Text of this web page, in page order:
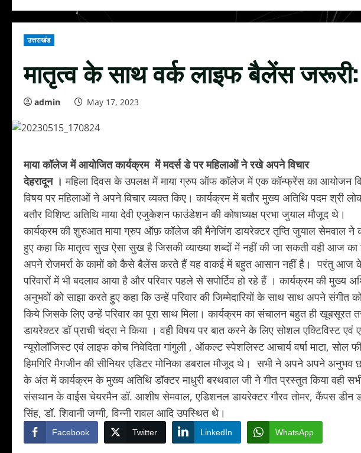
उत्तराखंड
मातृत्व के साथ वर्क लाइफ बैलेंस जरूरी:
admin May 17, 2023
माया कॉलेज में आयोजित कार्यक्रम में मदर्स डे पर महिलाओं ने रखे अपने विचार
देहरादून । महिला दिवस के उपलक्ष में माया ग्रुप ऑफ कॉलेज में एक कॉन्फ्रेंस का आयोजन
विषय पर महिलाओं ने अपने विचार व्यक्त किए। कार्यक्रम में बतौर मुख्य अतिथि पदम श्री लोक
बतौर विशिष्ट अतिथि माया देवी एजुकेशन फाउंडेशन की कोषाध्यक्ष प्रभा जुयाल मौजूद थे।
कार्यक्रम की शुरुआत माया ग्रुप ऑफ़ कॉलेज की मैनेजिंग डायरेक्टर तृप्ति जुयाल सेमवाल ने
हुए कहा कि मातृत्व सुख ऐसा सुख है जिसकी व्याख्या शब्दों में नहीं की जा सकती वही आज का
अपने रोजमर्रा के कामों को कैसे बैलेंस करते हैं यह वाकई में बहुत आसान नहीं है। परंतु आज
परिवारों में भी बदलाव आया है और परिवार पहले से सपोर्टिव हो रहे हैं । कार्यक्रम की मुख्य
अनुभवों को साझा करते हुए कहा कि उन्हें परिवार की जिम्मेदारियों के साथ साथ अपने
किये जिसके लिए उन्हें परिवार का पूरा साथ मिला। कार्यक्रम का संचालन बहुत ही खूबसूरत
डायरेक्टर डॉ प्राची चंद्रा ने किया । वही विषय पर बात करने के लिए सोशल एक्टिविस्ट एवं
न्यूरोलॉजिस्ट एवं लाइफ कोच निवेदिता गांगुली , ऑकल्ट स्पेशलिस्ट आचार्य वर्षा माटा, सोल
हिमगिरि मैगजीन की सीनियर एडिटर मोनिका डबराल मौजूद थे। सभी ने अपने अपने
के अंत में कार्यक्रम के मुख्य अतिथि डॉक्टर माधुरी बरथवाल जी ने गीत प्रस्तुत किया वही
संसथान के वाईस चेयरमैन डॉ. आशीष सेमवाल, एडिशनल डायरेक्टर गौरव तोमर, कैंपस डीन
सिंह, डॉ. शिवानी जग्गी, विन्नी रावल आदि उपस्थित थे।
Facebook Twitter LinkedIn WhatsApp